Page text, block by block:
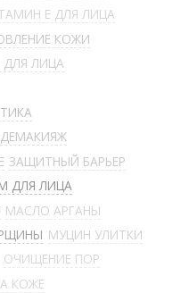
Е ДЛЯ ЛИЦА
КОЖИ
ДЛЯ ЛИЦА
ДЕМАКИЯЖ
ЗАЩИТНЫЙ БАРЬЕР
ДЛЯ ЛИЦА
МАСЛО АРГАНЫ
МУЦИН УЛИТКИ
ОЧИЩЕНИЕ ПОР
КОЖЕ